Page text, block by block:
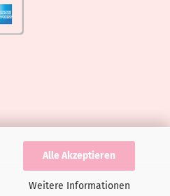
Alle Akzeptieren
Weitere Informationen